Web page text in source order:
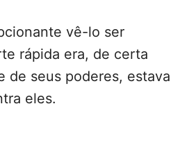
vê-lo ser
rápida era, de certa
de seus poderes, estava
eles.